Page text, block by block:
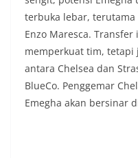
terbuka lebar,
Enzo Maresca.
memperkuat tim, tetapi
antara Chelsea dan
BlueCo. Penggemar
Emegha akan bersinar